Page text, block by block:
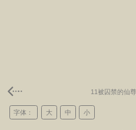
11被囚禁的仙
字体： 大 中 小